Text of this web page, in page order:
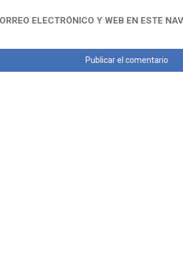
ELECTRÓNICO Y WEB EN ESTE